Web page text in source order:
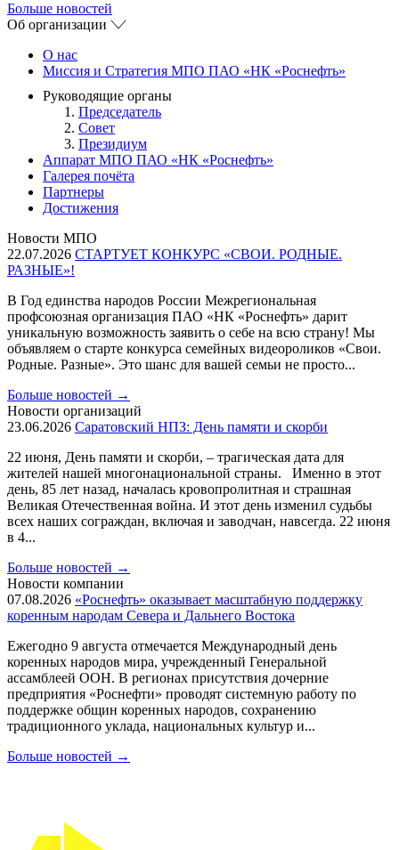
Больше новостей
Об организации
О нас
Миссия и Стратегия МПО ПАО «НК «Роснефть»
Руководящие органы
Председатель
Совет
Президиум
Аппарат МПО ПАО «НК «Роснефть»
Галерея почёта
Партнеры
Достижения
Новости МПО
22.07.2026 СТАРТУЕТ КОНКУРС «СВОИ. РОДНЫЕ.
РАЗНЫЕ»!
В Год единства народов России Межрегиональная
профсоюзная организация ПАО «НК «Роснефть» дарит
уникальную возможность заявить о себе на всю страну! Мы
объявляем о старте конкурса семейных видеороликов «Свои.
Родные. Разные». Это шанс для вашей семьи не просто...
Больше новостей →
Новости организаций
23.06.2026 Саратовский НПЗ: День памяти и скорби
22 июня, День памяти и скорби, – трагическая дата для
жителей нашей многонациональной страны. Именно в этот
день, 85 лет назад, началась кровопролитная и страшная
Великая Отечественная война. И этот день изменил судьбы
всех наших сограждан, включая и заводчан, навсегда. 22 июня
в 4...
Больше новостей →
Новости компании
07.08.2026 «Роснефть» оказывает масштабную поддержку
коренным народам Севера и Дальнего Востока
Ежегодно 9 августа отмечается Международный день
коренных народов мира, учрежденный Генеральной
ассамблеей ООН. В регионах присутствия дочерние
предприятия «Роснефти» проводят системную работу по
поддержке общин коренных народов, сохранению
традиционного уклада, национальных культур и...
Больше новостей →